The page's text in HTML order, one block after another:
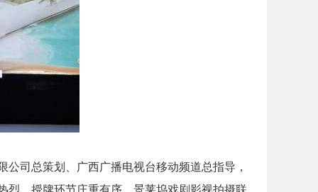
司总策划、广西广播电视台移动频道总指导，
烈，授牌环节庄重有序，景莱坞戏剧影视拍摄联